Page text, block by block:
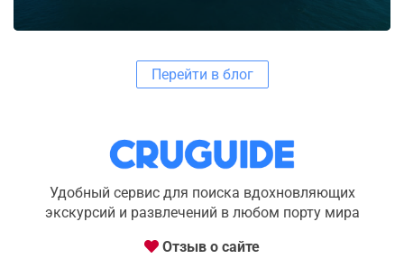
Перейти в блог
Удобный сервис для поиска вдохновляющих
экскурсий и развлечений в любом порту мира
Отзыв о сайте